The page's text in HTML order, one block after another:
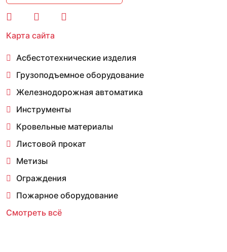
Карта сайта
Асбестотехнические изделия
Грузоподъемное оборудование
Железнодорожная автоматика
Инструменты
Кровельные материалы
Листовой прокат
Метизы
Ограждения
Пожарное оборудование
Смотреть всё